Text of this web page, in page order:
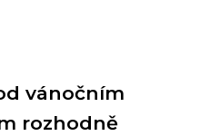
vánočním
rozhodně